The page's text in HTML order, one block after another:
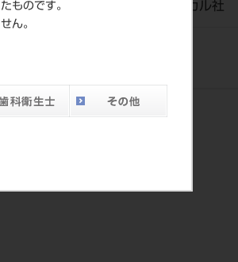
ものです。
ん。
トーメンメディカル社